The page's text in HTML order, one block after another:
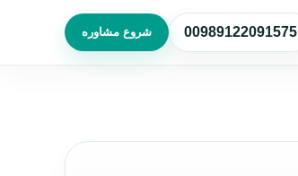
00989122091575 شروع مشاوره